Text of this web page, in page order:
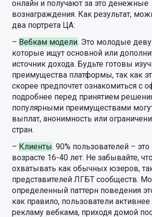
онлайн и получают за это денежные
вознаграждения. Как результат,
два портрета ЦА:
– Вебкам модели. Это молодые
которые ищут основной или
источник дохода. Будьте готовы
преимущества платформы, так как
скорее предпочтет ознакомиться с
подробнее перед принятием
популярными преимуществами
выплат, анонимность или
стран.
– Клиенты. 90% пользователей –
возрасте 16-40 лет. Не забывайте,
охватывать как обычных юзеров,
представителей ЛГБТ сообществ.
определенный паттерн поведения
как правило, пользователи
рекламу вебкама, приходя домой